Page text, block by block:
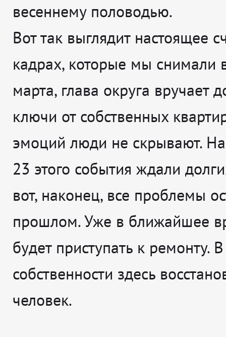
весеннему половодью.
Вот так выглядит настоящее
кадрах, которые мы снимали
марта, глава округа вручает
ключи от собственных
эмоций люди не скрывают.
23 этого события ждали
вот, наконец, все проблемы
прошлом. Уже в ближайшее
будет приступать к ремонту. В
собственности здесь
человек.